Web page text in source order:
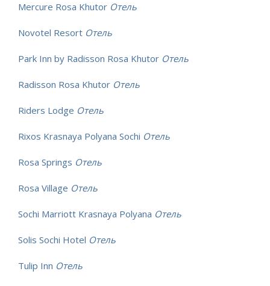
Mercure Rosa Khutor Отель
Novotel Resort Отель
Park Inn by Radisson Rosa Khutor Отель
Radisson Rosa Khutor Отель
Riders Lodge Отель
Rixos Krasnaya Polyana Sochi Отель
Rosa Springs Отель
Rosa Village Отель
Sochi Marriott Krasnaya Polyana Отель
Solis Sochi Hotel Отель
Tulip Inn Отель